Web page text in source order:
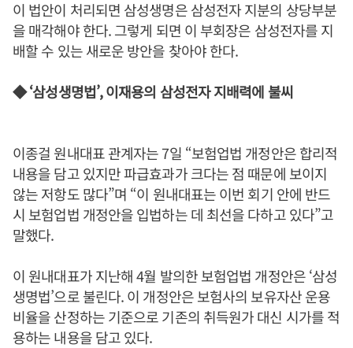
이 법안이 처리되면 삼성생명은 삼성전자 지분의 상당부분
을 매각해야 한다. 그렇게 되면 이 부회장은 삼성전자를 지
배할 수 있는 새로운 방안을 찾아야 한다.
◆ ‘삼성생명법’, 이재용의 삼성전자 지배력에 불씨
이종걸 원내대표 관계자는 7일 “보험업법 개정안은 합리적
내용을 담고 있지만 파급효과가 크다는 점 때문에 보이지
않는 저항도 많다”며 “이 원내대표는 이번 회기 안에 반드
시 보험업법 개정안을 입법하는 데 최선을 다하고 있다”고
말했다.
이 원내대표가 지난해 4월 발의한 보험업법 개정안은 ‘삼성
생명법’으로 불린다. 이 개정안은 보험사의 보유자산 운용
비율을 산정하는 기준으로 기존의 취득원가 대신 시가를 적
용하는 내용을 담고 있다.